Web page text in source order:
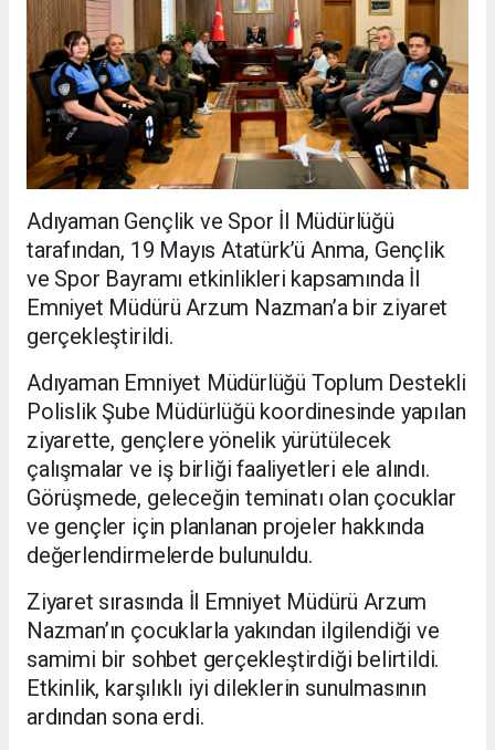
Adıyaman Gençlik ve Spor İl Müdürlüğü
tarafından, 19 Mayıs Atatürk’ü Anma, Gençlik
ve Spor Bayramı etkinlikleri kapsamında İl
Emniyet Müdürü Arzum Nazman’a bir ziyaret
gerçekleştirildi.
Adıyaman Emniyet Müdürlüğü Toplum Destekli
Polislik Şube Müdürlüğü koordinesinde yapılan
ziyarette, gençlere yönelik yürütülecek
çalışmalar ve iş birliği faaliyetleri ele alındı.
Görüşmede, geleceğin teminatı olan çocuklar
ve gençler için planlanan projeler hakkında
değerlendirmelerde bulunuldu.
Ziyaret sırasında İl Emniyet Müdürü Arzum
Nazman’ın çocuklarla yakından ilgilendiği ve
samimi bir sohbet gerçekleştirdiği belirtildi.
Etkinlik, karşılıklı iyi dileklerin sunulmasının
ardından sona erdi.